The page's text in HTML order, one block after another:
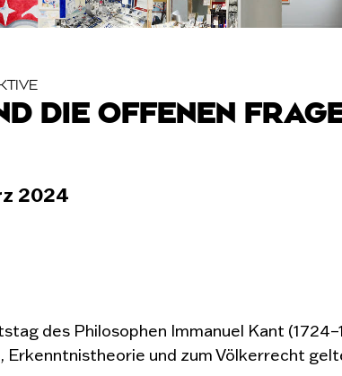
DIE OFFENEN
2024
des Philosophen Immanuel Kant
Erkenntnistheorie und zum Völkerrecht